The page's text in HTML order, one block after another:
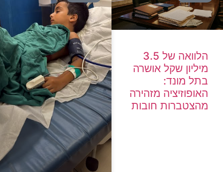
הלוואה של 3.5
מיליון שקל אושרה
בתל מונד:
האופוזיציה מזהירה
מהצטברות חובות